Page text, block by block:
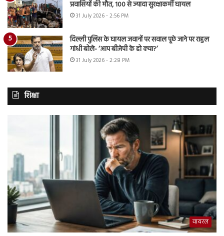
प्रवासियों की मौत, 100 से ज्यादा सुरक्षाकर्मी घायल
31 July 2026 - 2:56 PM
दिल्ली पुलिस के घायल जवानों पर सवाल पूछे जाने पर राहुल
गांधी बोले- ‘आप बीजेपी के हो क्या?’
31 July 2026 - 2:28 PM
शिक्षा
वायरल